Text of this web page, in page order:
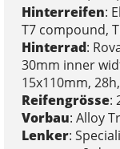
Hinterreifen:
T7 compound,
Hinterrad:
30mm inner
15x110mm,
Reifengrösse:
Vorbau: Alloy
Lenker: